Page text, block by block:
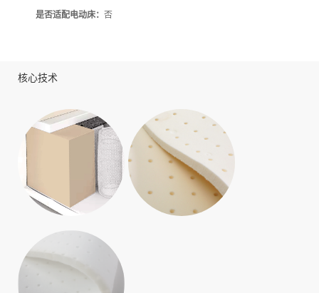
是否适配电动床： 否
核心技术